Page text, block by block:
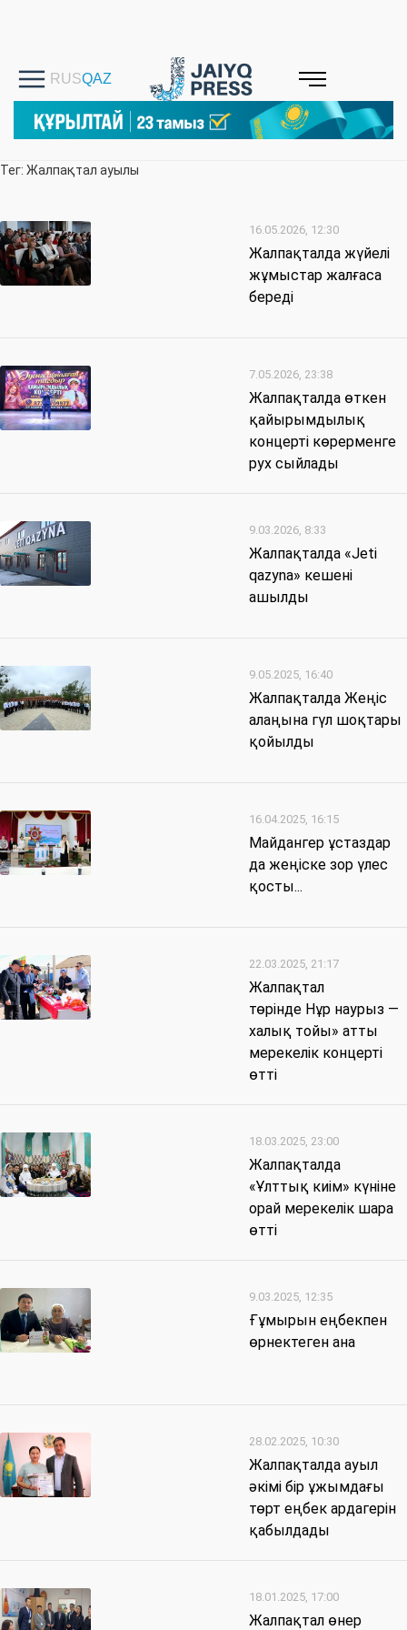
Тег: Жалпақтал ауылы
16.05.2026, 12:30
Жалпақталда жүйелі
жұмыстар жалғаса
береді
7.05.2026, 23:38
Жалпақталда өткен
қайырымдылық
концерті көрерменге
рух сыйлады
9.03.2026, 8:33
Жалпақталда «Jeti
qazyna» кешені
ашылды
9.05.2025, 16:40
Жалпақталда Жеңіс
алаңына гүл шоқтары
қойылды
16.04.2025, 16:15
Майдангер ұстаздар
да жеңіске зор үлес
қосты...
22.03.2025, 21:17
Жалпақтал
төрінде Нұр наурыз —
халық тойы» атты
мерекелік концерті
өтті
18.03.2025, 23:00
Жалпақталда
«Ұлттық киім» күніне
орай мерекелік шара
өтті
9.03.2025, 12:35
Ғұмырын еңбекпен
өрнектеген ана
28.02.2025, 10:30
Жалпақталда ауыл
әкімі бір ұжымдағы
төрт еңбек ардагерін
қабылдады
18.01.2025, 17:00
Жалпақтал өнер